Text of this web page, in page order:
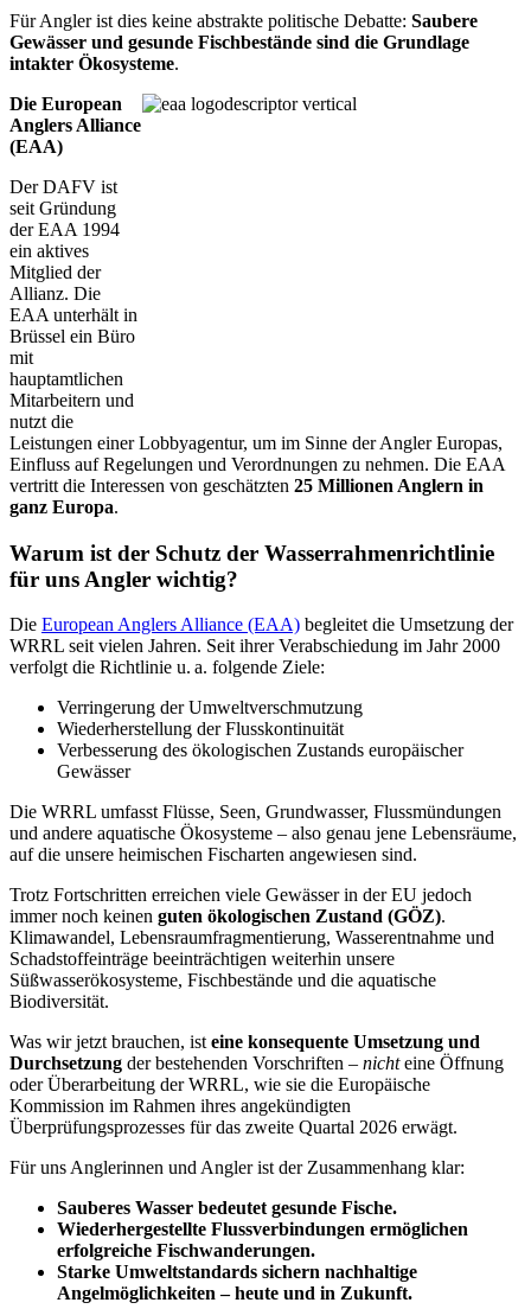
Für Angler ist dies keine abstrakte politische Debatte: Saubere
Gewässer und gesunde Fischbestände sind die Grundlage
intakter Ökosysteme.
Die European
Anglers Alliance
(EAA)
Der DAFV ist
seit Gründung
der EAA 1994
ein aktives
Mitglied der
Allianz. Die
EAA unterhält in
Brüssel ein Büro
mit
hauptamtlichen
Mitarbeitern und
nutzt die
Leistungen einer Lobbyagentur, um im Sinne der Angler Europas,
Einfluss auf Regelungen und Verordnungen zu nehmen. Die EAA
vertritt die Interessen von geschätzten 25 Millionen Anglern in
ganz Europa.
Warum ist der Schutz der Wasserrahmenrichtlinie
für uns Angler wichtig?
Die European Anglers Alliance (EAA) begleitet die Umsetzung der
WRRL seit vielen Jahren. Seit ihrer Verabschiedung im Jahr 2000
verfolgt die Richtlinie u. a. folgende Ziele:
Verringerung der Umweltverschmutzung
Wiederherstellung der Flusskontinuität
Verbesserung des ökologischen Zustands europäischer
Gewässer
Die WRRL umfasst Flüsse, Seen, Grundwasser, Flussmündungen
und andere aquatische Ökosysteme – also genau jene Lebensräume,
auf die unsere heimischen Fischarten angewiesen sind.
Trotz Fortschritten erreichen viele Gewässer in der EU jedoch
immer noch keinen guten ökologischen Zustand (GÖZ).
Klimawandel, Lebensraumfragmentierung, Wasserentnahme und
Schadstoffeinträge beeinträchtigen weiterhin unsere
Süßwasserökosysteme, Fischbestände und die aquatische
Biodiversität.
Was wir jetzt brauchen, ist eine konsequente Umsetzung und
Durchsetzung der bestehenden Vorschriften – nichteine Öffnung
oder Überarbeitung der WRRL, wie sie die Europäische
Kommission im Rahmen ihres angekündigten
Überprüfungsprozesses für das zweite Quartal 2026 erwägt.
Für uns Anglerinnen und Angler ist der Zusammenhang klar:
Sauberes Wasser bedeutet gesunde Fische.
Wiederhergestellte Flussverbindungen ermöglichen
erfolgreiche Fischwanderungen.
Starke Umweltstandards sichern nachhaltige
Angelmöglichkeiten – heute und in Zukunft.